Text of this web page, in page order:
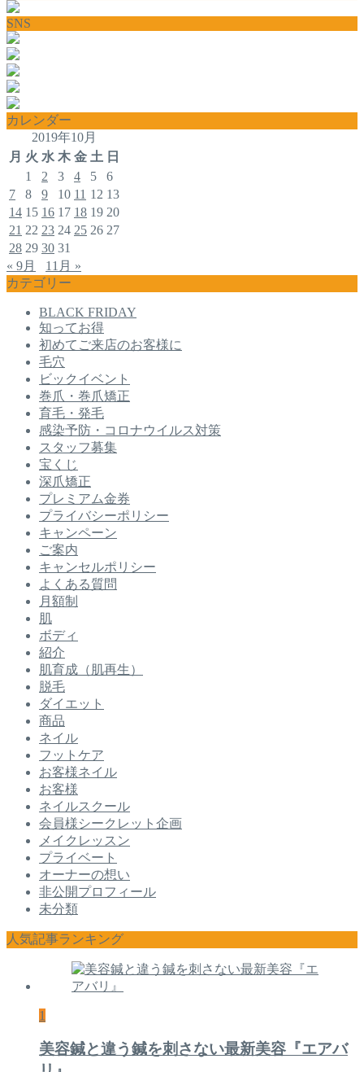
SNS
カレンダー
2019年10月
月 火 水 木 金 土 日
1
2 3 4 5
6
7
8 9 10 11 12 13
14 15 16 17 18 19 20
21 22 23 24 25 26 27
28 29 30 31
« 9月
11月 »
カテゴリー
BLACK FRIDAY
知ってお得
初めてご来店のお客様に
毛穴
ビックイベント
巻爪・巻爪矯正
育毛・発毛
感染予防・コロナウイルス対策
スタッフ募集
宝くじ
深爪矯正
プレミアム金券
プライバシーポリシー
キャンペーン
ご案内
キャンセルポリシー
よくある質問
月額制
肌
ボディ
紹介
肌育成（肌再生）
脱毛
ダイエット
商品
ネイル
フットケア
お客様ネイル
お客様
ネイルスクール
会員様シークレット企画
メイクレッスン
プライベート
オーナーの想い
非公開プロフィール
未分類
人気記事ランキング
1
美容鍼と違う鍼を刺さない最新美容『エアバ